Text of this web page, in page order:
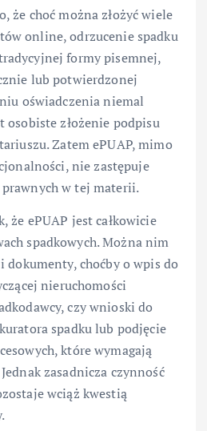
że choć można złożyć wiele
online, odrzucenie spadku
formy pisemnej,
lub potwierdzonej
oświadczenia niemal
osobiste złożenie podpisu
Zatem ePUAP, mimo
nie zastępuje
w tej materii.
że ePUAP jest całkowicie
spadkowych. Można nim
dokumenty, choćby o wpis do
nieruchomości
czy wnioski do
spadku lub podjęcie
które wymagają
zasadnicza czynność
wciąż kwestią